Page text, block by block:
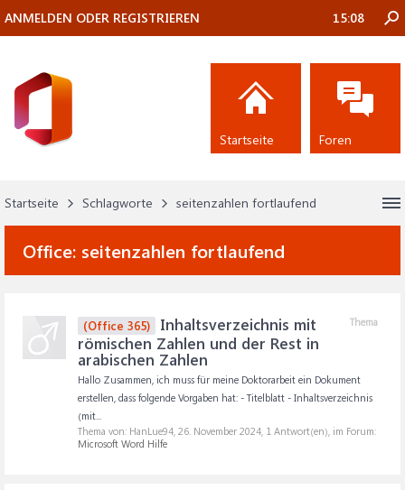
Startseite Schlagworte seitenzahlen fortlaufend
Office: seitenzahlen fortlaufend
Thema
(Office 365)
Inhaltsverzeichnis mit
römischen Zahlen und der Rest in
arabischen Zahlen
Hallo Zusammen, ich muss für meine Doktorarbeit ein Dokument
erstellen, dass folgende Vorgaben hat: - Titelblatt - Inhaltsverzeichnis
(mit...
Thema von: HanLue94, 26. November 2024, 1 Antwort(en), im Forum:
Microsoft Word Hilfe
ANMELDEN ODER REGISTRIEREN 15:08
Startseite Foren